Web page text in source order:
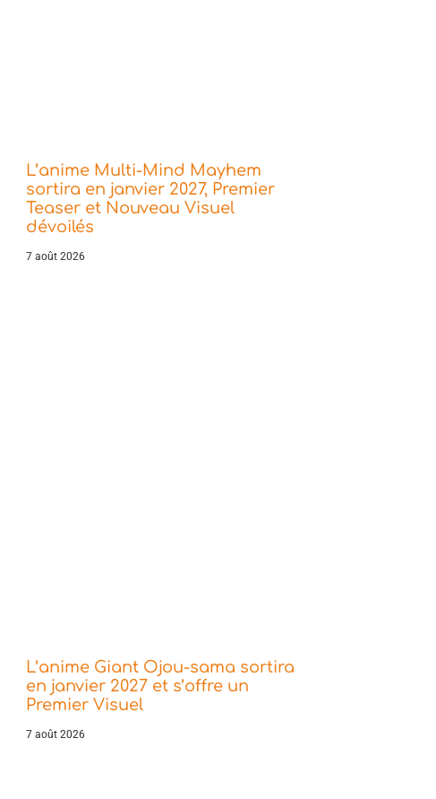
L’anime Multi-Mind Mayhem
sortira en janvier 2027, Premier
Teaser et Nouveau Visuel
dévoilés
7 août 2026
L’anime Giant Ojou-sama sortira
en janvier 2027 et s’offre un
Premier Visuel
7 août 2026